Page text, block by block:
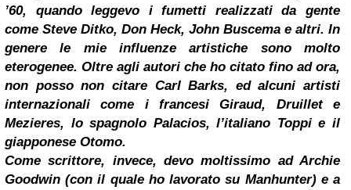
’60, quando leggevo i fumetti realizzati da gente
come Steve Ditko, Don Heck, John Buscema e altri. In
genere le mie influenze artistiche sono molto
eterogenee. Oltre agli autori che ho citato fino ad ora,
non posso non citare Carl Barks, ed alcuni artisti
internazionali come i francesi Giraud, Druillet e
Mezieres, lo spagnolo Palacios, l’italiano Toppi e il
giapponese Otomo.
Come scrittore, invece, devo moltissimo adArchie
Goodwin (con il quale ho lavorato su Manhunter) e a